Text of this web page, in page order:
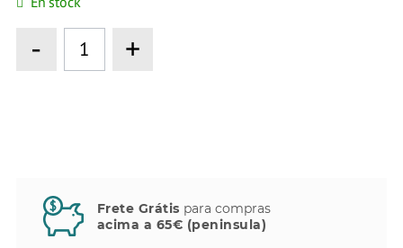
- +
Frete Grátis para compras
acima a 65€ (peninsula)